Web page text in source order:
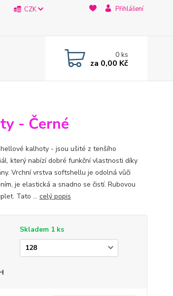
CZK Přihlášení
0ks
za 0,00 Kč
- Černé
kalhoty - jsou ušité z tenšího
který nabízí dobré funkční vlastnosti díky
Vrchní vrstva softshellu je odolná vůči
je elastická a snadno se čistí. Rubovou
Tato ... celý popis
Skladem 1 ks